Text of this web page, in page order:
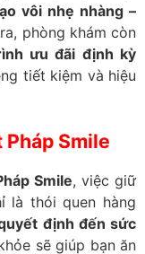
vôi nhẹ nhàng –
phòng khám còn
ưu đãi định kỳ
tiết kiệm và hiệu
Smile
Smile, việc giữ
là thói quen hàng
định đến sức
sẽ giúp bạn ăn